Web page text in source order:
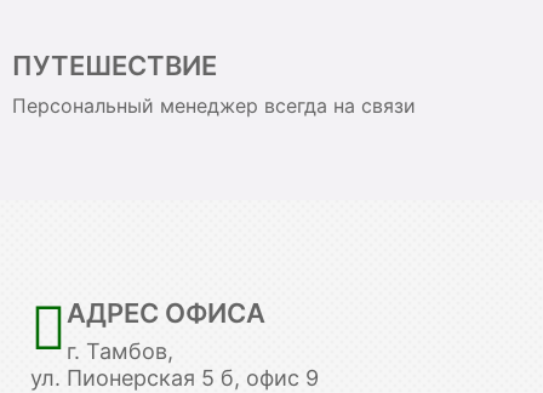
ПУТЕШЕСТВИЕ
Персональный менеджер всегда на связи
АДРЕС ОФИСА
г. Тамбов,
ул. Пионерская 5 б, офис 9